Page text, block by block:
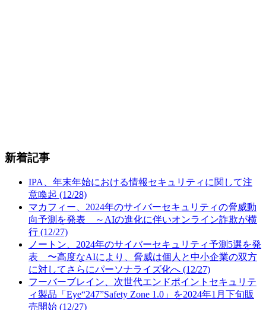
新着記事
IPA、年末年始における情報セキュリティに関して注
意喚起 (12/28)
マカフィー、2024年のサイバーセキュリティの脅威動
向予測を発表 ～AIの進化に伴いオンライン詐欺が横
行 (12/27)
ノートン、2024年のサイバーセキュリティ予測5選を発
表 〜高度なAIにより、脅威は個人と中小企業の双方
に対してさらにパーソナライズ化へ (12/27)
フーバーブレイン、次世代エンドポイントセキュリテ
ィ製品「Eye“247”Safety Zone 1.0」を2024年1月下旬販
売開始 (12/27)